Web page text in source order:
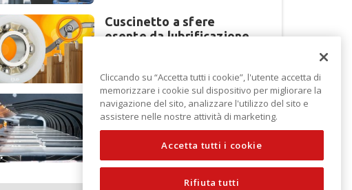
Cuscinetto a sfere
esente da lubrificazione
Perché la lavorazione
lamiera cambia modello
di scouting a EuroBLECH
Cliccando su “Accetta tutti i cookie”, l'utente accetta di
memorizzare i cookie sul dispositivo per migliorare la
navigazione del sito, analizzare l'utilizzo del sito e
assistere nelle nostre attività di marketing.
Accetta tutti i cookie
Rifiuta tutti